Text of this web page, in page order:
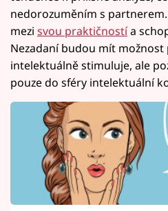
nedorozuměním s
mezi svou praktičnostía
Nezadaní budou mít
intelektuálně stimuluje, ale
pouze do sféry intelektuální